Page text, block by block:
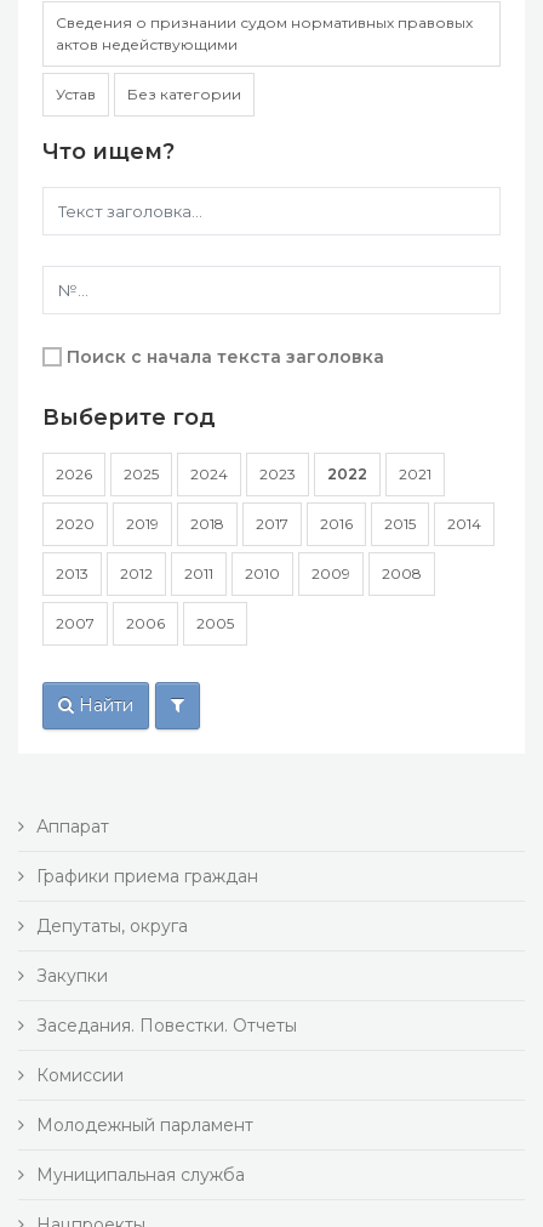
Сведения о признании судом нормативных правовых
актов недействующими
Устав Без категории
Что ищем?
Поиск с начала текста заголовка
Выберите год
2026 2025 2024 2023 2022 2021
2020 2019 2018 2017 2016 2015 2014
2013 2012 2011 2010 2009 2008
2007 2006 2005
Найти
Аппарат
Графики приема граждан
Депутаты, округа
Закупки
Заседания. Повестки. Отчеты
Комиссии
Молодежный парламент
Муниципальная служба